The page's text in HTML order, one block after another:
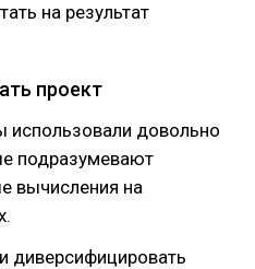
на результат
проект
использовали довольно
подразумевают
вычисления на
диверсифицировать